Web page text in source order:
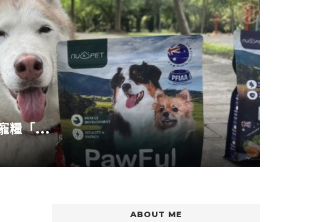
衛浴還是讓專業的來。CA...
2025-11-10
ABOUT ME